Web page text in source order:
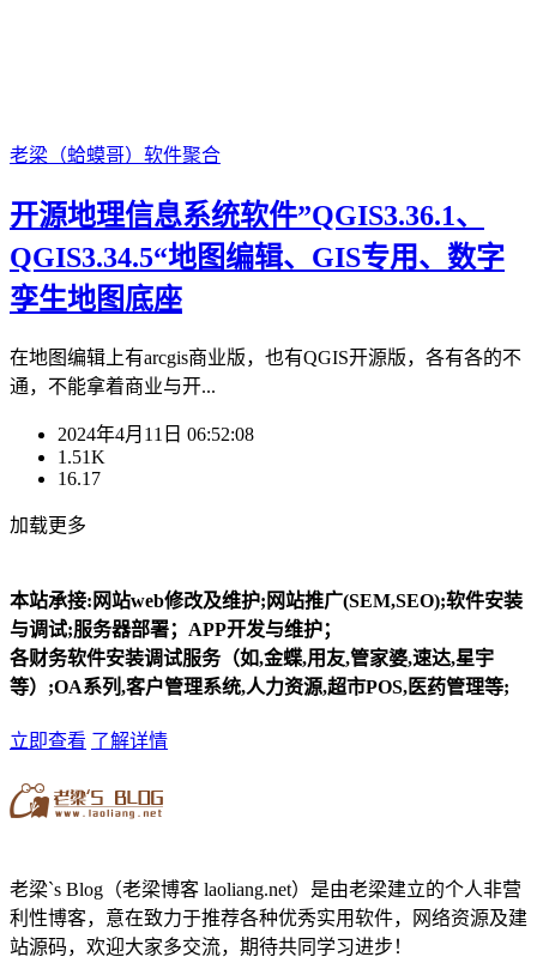
老梁（蛤蟆哥） 软件聚合
开源地理信息系统软件”QGIS3.36.1、
QGIS3.34.5“地图编辑、GIS专用、数字
孪生地图底座
在地图编辑上有arcgis商业版，也有QGIS开源版，各有各的不
通，不能拿着商业与开...
2024年4月11日 06:52:08
1.51K
16.17
加载更多
本站承接:网站web修改及维护;网站推广(SEM,SEO);软件安装
与调试;服务器部署；APP开发与维护；
各财务软件安装调试服务（如,金蝶,用友,管家婆,速达,星宇
等）;OA系列,客户管理系统,人力资源,超市POS,医药管理等;
立即查看 了解详情
老梁`s Blog（老梁博客 laoliang.net）是由老梁建立的个人非营
利性博客，意在致力于推荐各种优秀实用软件，网络资源及建
站源码，欢迎大家多交流，期待共同学习进步！